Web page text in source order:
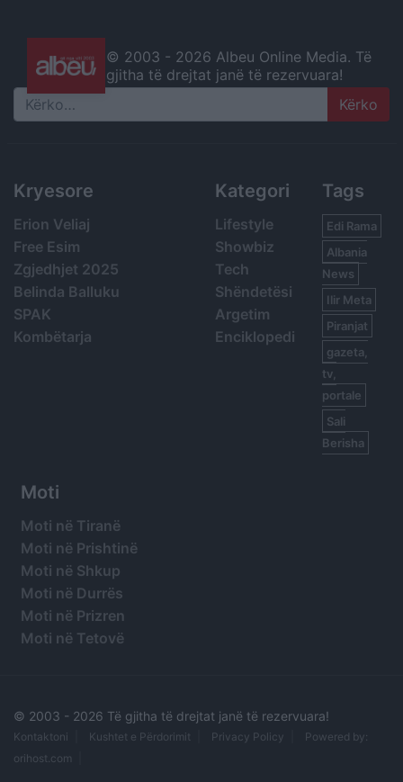
© 2003 - 2026 Albeu Online Media. Të
gjitha të drejtat janë të rezervuara!
Search
Kryesore
Erion Veliaj
Free Esim
Zgjedhjet 2025
Belinda Balluku
SPAK
Kombëtarja
Kategori
Lifestyle
Showbiz
Tech
Shëndetësi
Argetim
Enciklopedi
Tags
Edi Rama
Albania
News
Ilir Meta
Piranjat
gazeta,
tv,
portale
Sali
Berisha
Moti
Moti në Tiranë
Moti në Prishtinë
Moti në Shkup
Moti në Durrës
Moti në Prizren
Moti në Tetovë
© 2003 - 2026 Të gjitha të drejtat janë të rezervuara!
Kontaktoni Kushtet e Përdorimit Privacy Policy
Powered by:
orihost.com